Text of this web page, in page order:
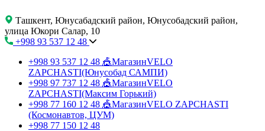
Ташкент, Юнусабадский район, Юнусобадский район,
улица Юкори Салар, 10
+998 93 537 12 48
+998 93 537 12 48 🎪МагазинVELO
ZAPCHASTI(Юнусобад САМПИ)
+998 97 737 12 48 🎪МагазинVELO
ZAPCHASTI(Максим Горький)
+998 77 160 12 48 🎪МагазинVELO ZAPCHASTI
(Космонавтов, ЦУМ)
+998 77 150 12 48